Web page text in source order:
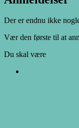
Der er endnu ikke
Vær den første til at
Du skal være